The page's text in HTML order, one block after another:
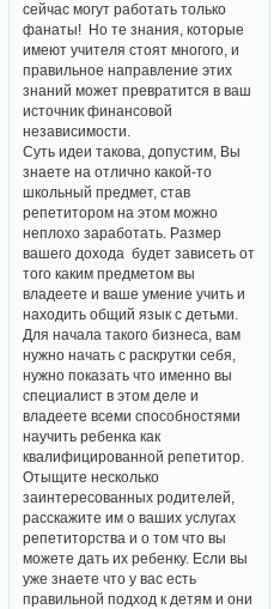
сейчас могут работать только
фанаты! Но те знания, которые
имеют учителя стоят многого, и
правильное направление этих
знаний может превратится в ваш
источник финансовой
независимости.
Суть идеи такова, допустим, Вы
знаете на отлично какой-то
школьный предмет, став
репетитором на этом можно
неплохо заработать. Размер
вашего дохода будет зависеть от
того каким предметом вы
владеете и ваше умение учить и
находить общий язык с детьми.
Для начала такого бизнеса, вам
нужно начать с раскрутки себя,
нужно показать что именно вы
специалист в этом деле и
владеете всеми способностями
научить ребенка как
квалифицированной репетитор.
Отыщите несколько
заинтересованных родителей,
расскажите им о ваших услугах
репетиторства и о том что вы
можете дать их ребенку. Если вы
уже знаете что у вас есть
правильной подход к детям и они